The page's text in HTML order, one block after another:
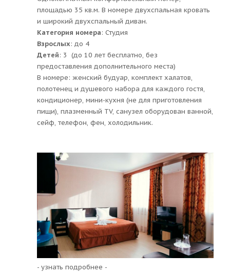
площадью 35 кв.м. В номере двухспальная кровать
и широкий двухспальный диван.
Категория номера: Студия
Взрослых: до 4
Детей: 3 (до 10 лет бесплатно, без
предоставления дополнительного места)
В номере: женский будуар, комплект халатов,
полотенец и душевого набора для каждого гостя,
кондиционер, мини-кухня (не для приготовления
пищи), плазменный TV, санузел оборудован ванной,
сейф, телефон, фен, холодильник.
- узнать подробнее -